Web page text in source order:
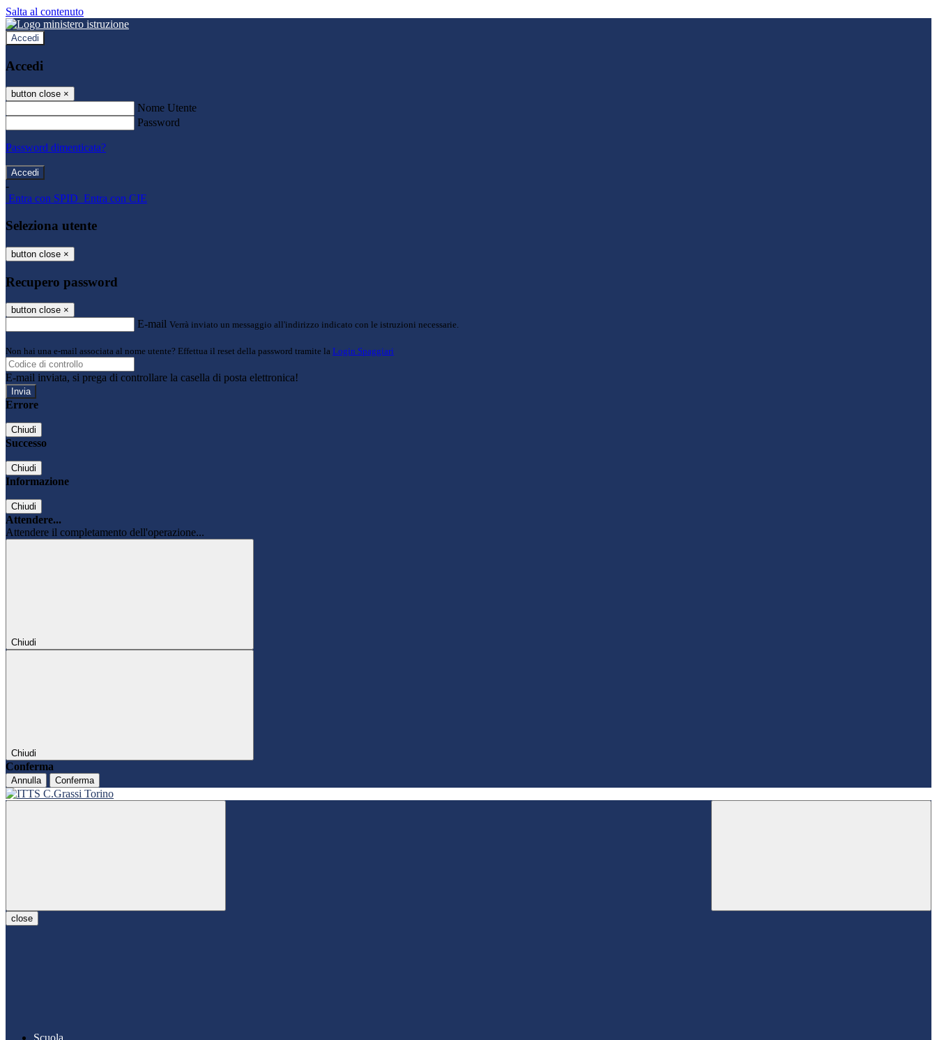
Salta al contenuto
Accedi
Accedi
button close ×
Nome Utente
Password
Password dimenticata?
-
Entra con SPID Entra con CIE
Seleziona utente
button close ×
Recupero password
button close ×
E-mail Verrà inviato un messaggio all'indirizzo indicato con le istruzioni necessarie.
Non hai una e-mail associata al nome utente? Effettua il reset della password tramite la Login Spaggiari
E-mail inviata, si prega di controllare la casella di posta elettronica!
Errore
Chiudi
Successo
Chiudi
Informazione
Chiudi
Attendere...
Attendere il completamento dell'operazione...
Chiudi
Chiudi
Conferma
Annulla Conferma
close